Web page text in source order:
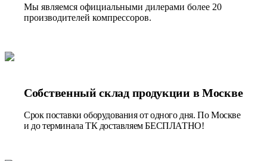
Мы являемся официальными дилерами более 20
производителей компрессоров.
Собственный склад продукции в Москве
Срок поставки оборудования от одного дня. По Москве
и до терминала ТК доставляем БЕСПЛАТНО!